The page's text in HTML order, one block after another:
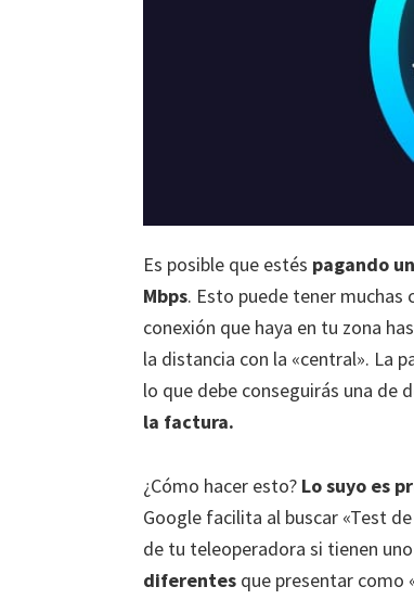
Es posible que estés pagando
Mbps. Esto puede tener muchas
conexión que haya en tu zona
la distancia con la «central». La
lo que debe conseguirás una de
la factura.
¿Cómo hacer esto? Lo suyo es
Google facilita al buscar «Test
de tu teleoperadora si tienen
diferentes que presentar como